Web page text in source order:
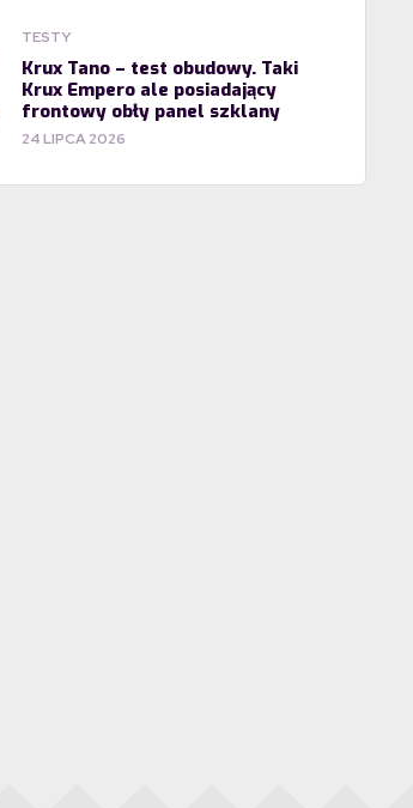
TESTY
Krux Tano – test obudowy. Taki
Krux Empero ale posiadający
frontowy obły panel szklany
24 LIPCA 2026